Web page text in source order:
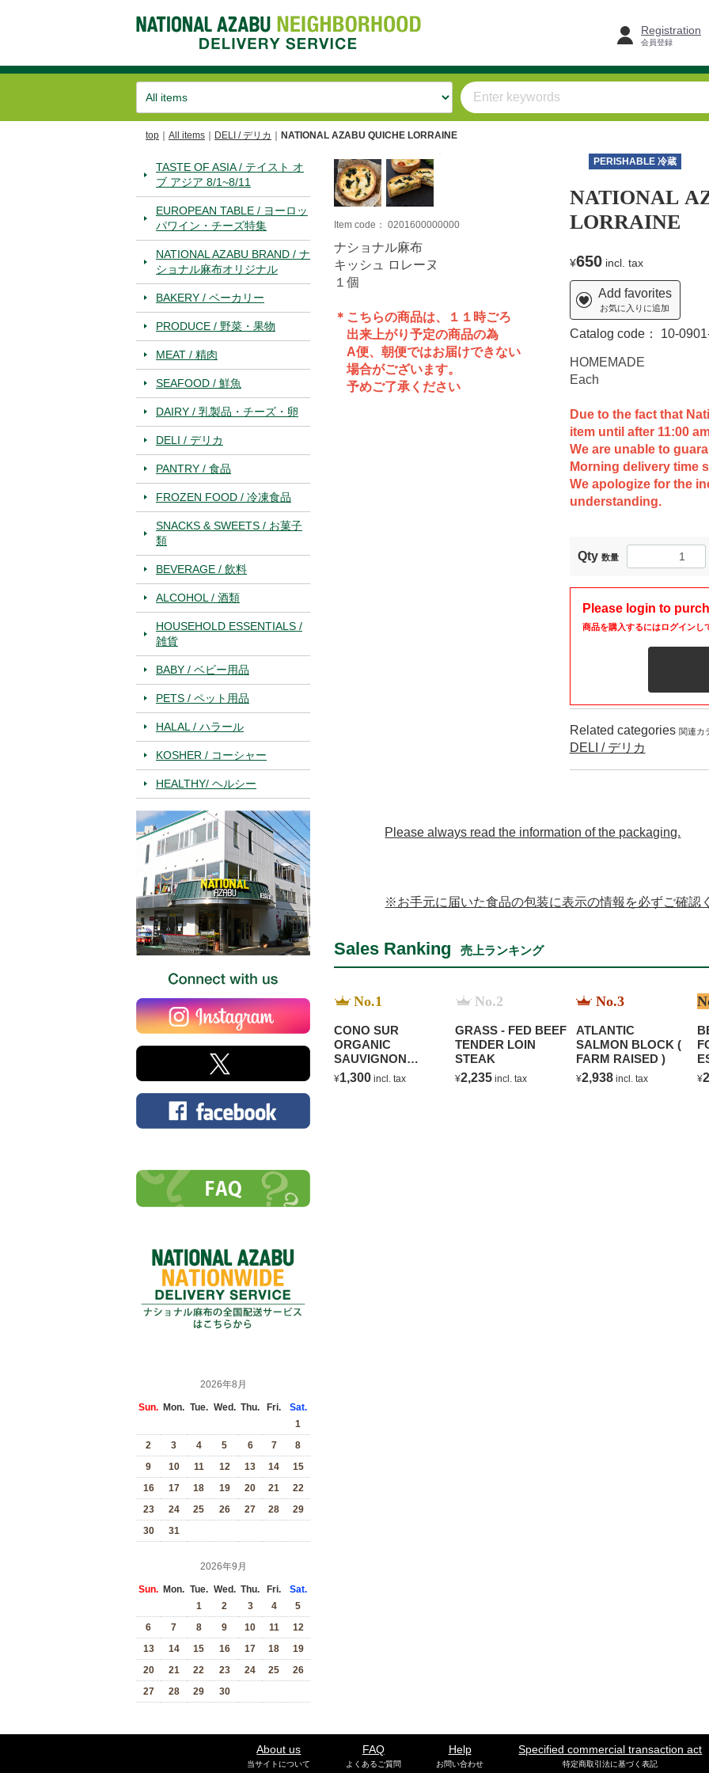
Registration
会員登録
top All items DELI / デリカ NATIONAL AZABU QUICHE LORRAINE
TASTE OF ASIA / テイスト オ
ブ アジア 8/1~8/11
EUROPEAN TABLE / ヨーロッ
パワイン・チーズ特集
NATIONAL AZABU BRAND / ナ
ショナル麻布オリジナル
BAKERY / ベーカリー
PRODUCE / 野菜・果物
MEAT / 精肉
SEAFOOD / 鮮魚
DAIRY / 乳製品・チーズ・卵
DELI / デリカ
PANTRY / 食品
FROZEN FOOD / 冷凍食品
SNACKS & SWEETS / お菓子
類
BEVERAGE / 飲料
ALCOHOL / 酒類
HOUSEHOLD ESSENTIALS /
雑貨
BABY / ベビー用品
PETS / ペット用品
HALAL / ハラール
KOSHER / コーシャー
HEALTHY/ ヘルシー
2026年8月
Sun. Mon. Tue. Wed. Thu. Fri.
Sat.
1
2
3 4 5 6 7
8
9
10 11 12 13 14
15
16
17 18 19 20 21
22
23
24 25 26 27 28
29
30
31
2026年9月
Sun. Mon. Tue. Wed. Thu. Fri.
Sat.
1
2 3 4
5
6
7 8 9 10 11
12
13
14 15 16 17 18
19
20
21 22 23 24 25
26
27
28 29 30
PERISHABLE 冷蔵
NATIONAL
LORRAINE
¥650incl. tax
Add favorites
お気に入りに追加
Catalog code： 10-
HOMEMADE
Each
Due to the fact that
item until after 11:00
We are unable to
Morning delivery time
We apologize for the
understanding.
Qty 数量
Please login to
商品を購入するにはログインし
Item code： 0201600000000
ナショナル麻布
キッシュ ロレーヌ
１個
＊こちらの商品は、１１時ごろ
出来上がり予定の商品の為
A便、朝便ではお届けできない
場合がございます。
予めご了承ください
Related categories 関連カ
DELI / デリカ
Please always read the information of the packaging.
※お手元に届いた食品の包装に表示の情報を必ずご確認
Sales Ranking 売上ランキング
No.1
CONO SUR
ORGANIC
SAUVIGNON
BLANC
¥1,300 incl. tax
No.2
GRASS - FED BEEF
TENDER LOIN
STEAK
¥2,235 incl. tax
No.3
ATLANTIC
SALMON BLOCK (
FARM RAISED )
¥2,938 incl. tax ¥
About us
当サイトについて
FAQ
よくあるご質問
Help
お問い合わせ
Specified commercial transaction act
特定商取引法に基づく表記